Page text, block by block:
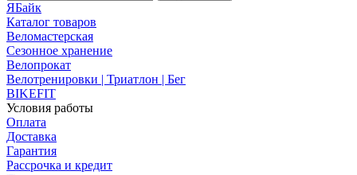
ЯБайк
Каталог товаров
Веломастерская
Сезонное хранение
Велопрокат
Велотренировки | Триатлон | Бег
BIKEFIT
Условия работы
Оплата
Доставка
Гарантия
Рассрочка и кредит